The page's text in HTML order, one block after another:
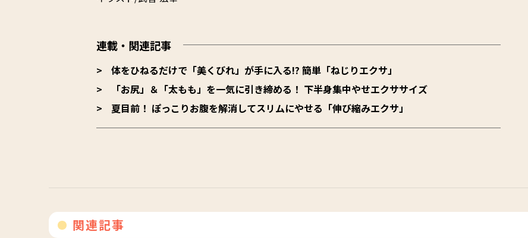
連載・関連記事
体をひねるだけで「美くびれ」が手に入る!? 簡単「ねじりエクサ」
「お尻」＆「太もも」を一気に引き締める！ 下半身集中やせエクササイズ
夏目前！ ぽっこりお腹を解消してスリムにやせる「伸び縮みエクサ」
関連記事